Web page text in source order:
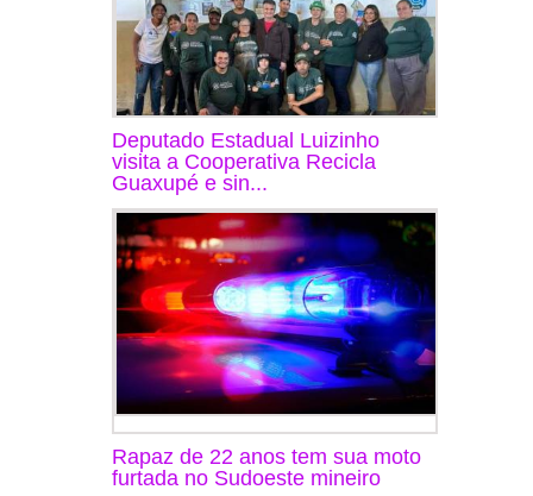
Deputado Estadual Luizinho
visita a Cooperativa Recicla
Guaxupé e sin...
Rapaz de 22 anos tem sua moto
furtada no Sudoeste mineiro